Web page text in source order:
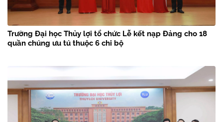
Trường Đại học Thủy lợi tổ chức Lễ kết nạp Đảng cho 18
quần chúng ưu tú thuộc 6 chi bộ